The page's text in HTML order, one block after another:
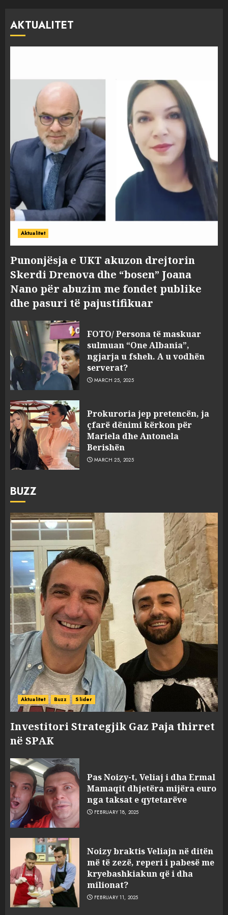
AKTUALITET
Aktualitet
Punonjësja e UKT akuzon drejtorin
Skerdi Drenova dhe “bosen” Joana
Nano për abuzim me fondet publike
dhe pasuri të pajustifikuar
FOTO/ Persona të maskuar
sulmuan “One Albania”,
ngjarja u fsheh. A u vodhën
serverat?
MARCH 25, 2025
Prokuroria jep pretencën, ja
çfarë dënimi kërkon për
Mariela dhe Antonela
Berishën
MARCH 25, 2025
BUZZ
Aktualitet Buzz Slider
Investitori Strategjik Gaz Paja thirret
në SPAK
Pas Noizy-t, Veliaj i dha Ermal
Mamaqit dhjetëra mijëra euro
nga taksat e qytetarëve
FEBRUARY 18, 2025
Noizy braktis Veliajn në ditën
më të zezë, reperi i pabesë me
kryebashkiakun që i dha
milionat?
FEBRUARY 11, 2025
3
sulmuan “One Albania”,
ngjarja u fsheh. A u vodhën
serverat?
MARCH 25, 2025